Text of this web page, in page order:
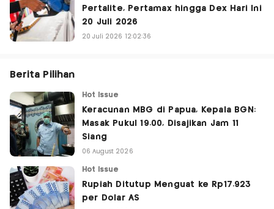
Pertalite, Pertamax hingga Dex Hari Ini
20 Juli 2026
20 Juli 2026 12:02:36
Berita Pilihan
Hot Issue
Keracunan MBG di Papua, Kepala BGN:
Masak Pukul 19.00, Disajikan Jam 11
Siang
06 August 2026
Hot Issue
Rupiah Ditutup Menguat ke Rp17.923
per Dolar AS